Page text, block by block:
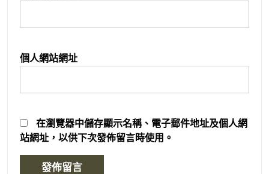
個人網站網址
在瀏覽器中儲存顯示名稱、電子郵件地址及個人網
站網址，以供下次發佈留言時使用。